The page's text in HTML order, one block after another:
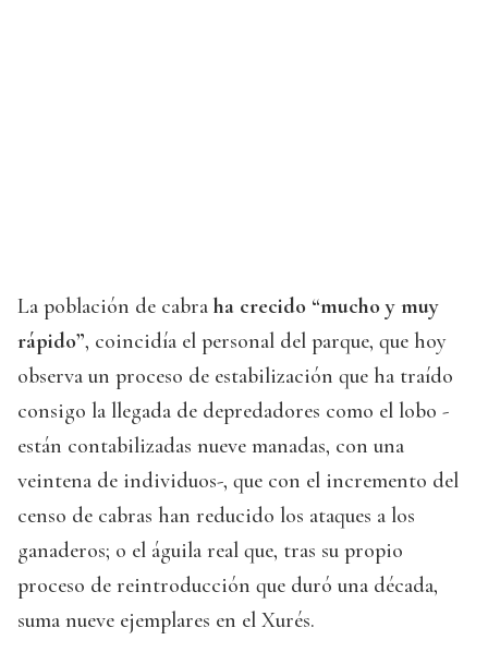
La población de cabra ha crecido “mucho y muy
rápido”, coincidía el personal del parque, que hoy
observa un proceso de estabilización que ha traído
consigo la llegada de depredadores como el lobo -
están contabilizadas nueve manadas, con una
veintena de individuos-, que con el incremento del
censo de cabras han reducido los ataques a los
ganaderos; o el águila real que, tras su propio
proceso de reintroducción que duró una década,
suma nueve ejemplares en el Xurés.